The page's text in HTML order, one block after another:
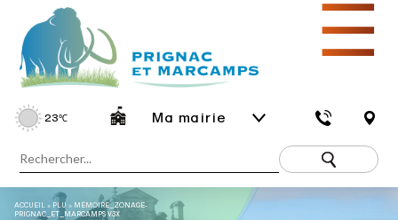
23℃ Ma mairie
☰
ACCUEIL » PLU » MÉMOIRE_ZONAGE-
PRIGNAC_ET_MARCAMPS V3X